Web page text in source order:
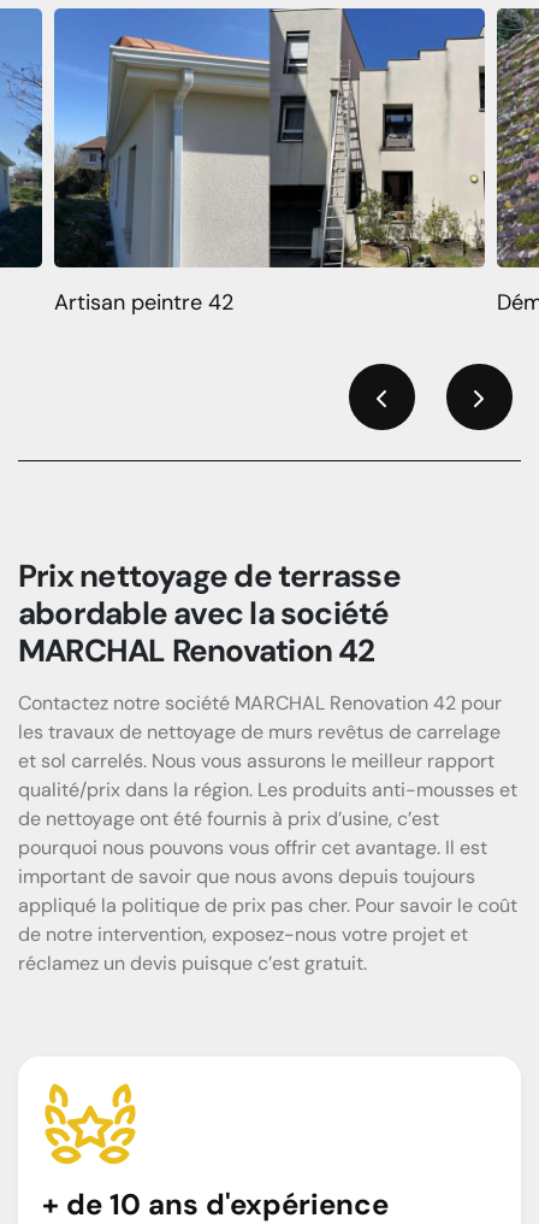
Artisan peintre 42
Prix nettoyage de terrasse
abordable avec la société
MARCHAL Renovation 42
Contactez notre société MARCHAL Renovation 42 pour
les travaux de nettoyage de murs revêtus de carrelage
et sol carrelés. Nous vous assurons le meilleur rapport
qualité/prix dans la région. Les produits anti-mousses et
de nettoyage ont été fournis à prix d’usine, c’est
pourquoi nous pouvons vous offrir cet avantage. Il est
important de savoir que nous avons depuis toujours
appliqué la politique de prix pas cher. Pour savoir le coût
de notre intervention, exposez-nous votre projet et
réclamez un devis puisque c’est gratuit.
+ de 10 ans d'expérience